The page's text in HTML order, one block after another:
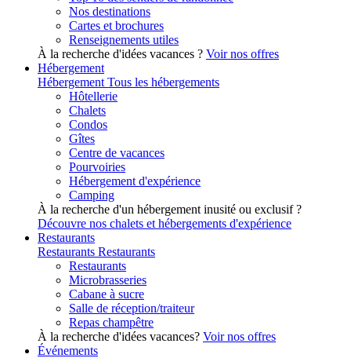
Nos destinations
Cartes et brochures
Renseignements utiles
À la recherche d'idées vacances ? Voir nos offres
Hébergement
Hébergement Tous les hébergements
Hôtellerie
Chalets
Condos
Gîtes
Centre de vacances
Pourvoiries
Hébergement d'expérience
Camping
À la recherche d'un hébergement inusité ou exclusif ?
Découvre nos chalets et hébergements d'expérience
Restaurants
Restaurants Restaurants
Restaurants
Microbrasseries
Cabane à sucre
Salle de réception/traiteur
Repas champêtre
À la recherche d'idées vacances? Voir nos offres
Événements